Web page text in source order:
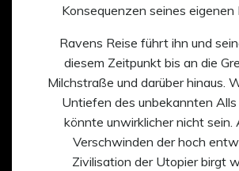
Konsequenzen seines eigenen
Ravens Reise führt ihn und
diesem Zeitpunkt bis an die
Milchstraße und darüber hinaus.
Untiefen des unbekannten
könnte unwirklicher nicht sein.
Verschwinden der hoch
Zivilisation der Utopier birgt